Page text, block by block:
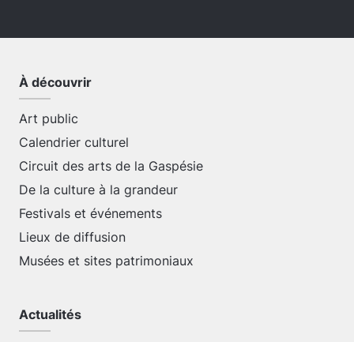
À découvrir
Art public
Calendrier culturel
Circuit des arts de la Gaspésie
De la culture à la grandeur
Festivals et événements
Lieux de diffusion
Musées et sites patrimoniaux
Actualités